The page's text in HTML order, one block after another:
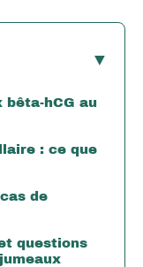
hCG au
: ce que
de
questions